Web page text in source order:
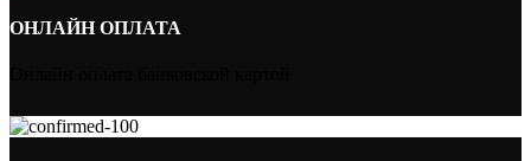
ОНЛАЙН ОПЛАТА